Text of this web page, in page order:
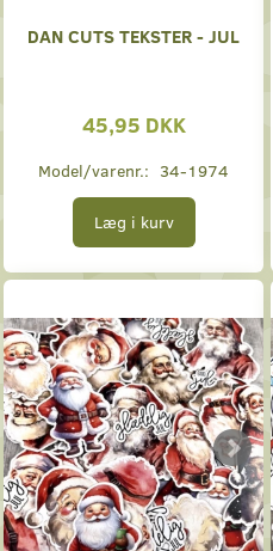
DAN CUTS TEKSTER - JUL
45,95 DKK
Model/varenr.: 34-1974
Læg i kurv